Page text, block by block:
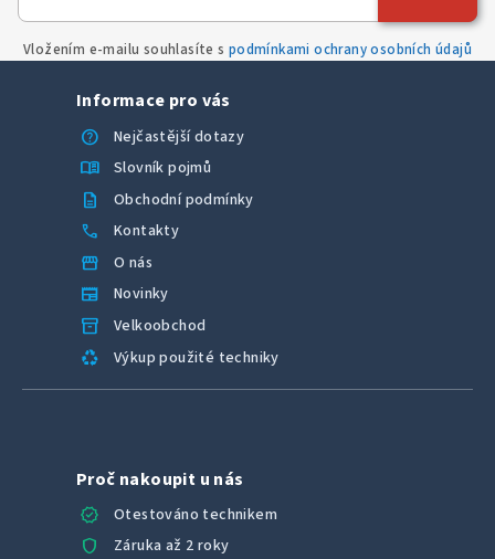
Vložením e-mailu souhlasíte s podmínkami ochrany osobních údajů
Informace pro vás
help
Nejčastější dotazy
menu_book Slovník pojmů
description Obchodní podmínky
call Kontakty
storefront O nás
newspaper Novinky
inventory_2 Velkoobchod
recycling Výkup použité techniky
Proč nakoupit u nás
verified
Otestováno technikem
shield Záruka až 2 roky